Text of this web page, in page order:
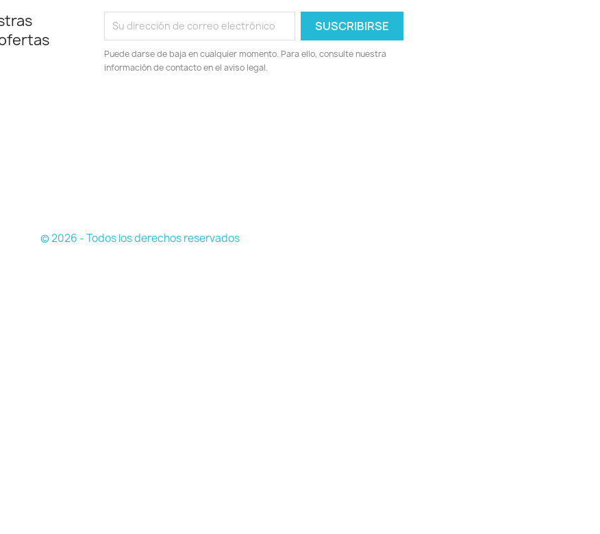
Puede darse de baja en cualquier momento. Para ello, consulte nuestra
información de contacto en el aviso legal.
© 2026 - Todos los derechos reservados